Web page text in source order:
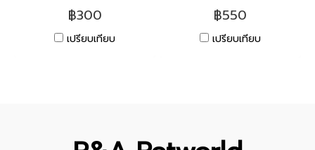
ติดต่อกับทางร้าน ก่อนสั่งซื้อ)
฿300
เปรียบเทียบ
จัดส่งแบบพิเศษ (รบกวนลูกค้า
ติดต่อกับทางร้าน ก่อนสั่งซื้อ)
฿550
เปรียบเทียบ